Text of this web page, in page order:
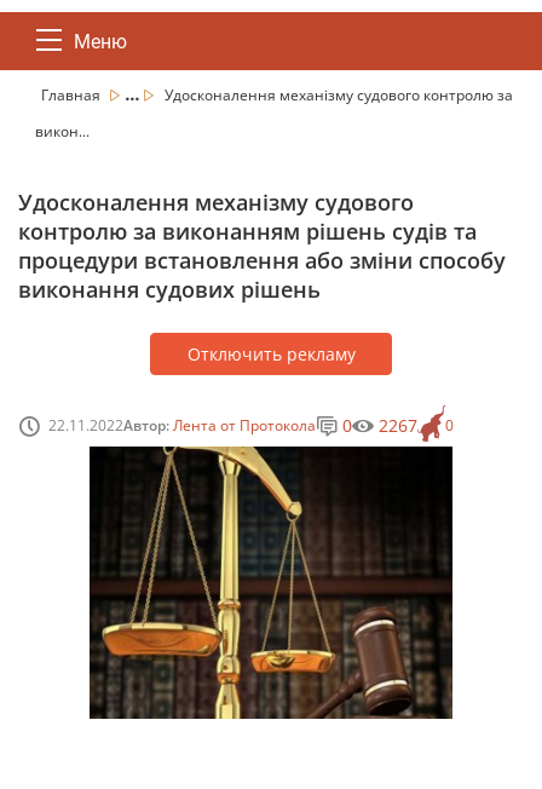
Меню
Главная ...
Удосконалення механізму судового контролю за
викон...
Удосконалення механізму судового
контролю за виконанням рішень судів та
процедури встановлення або зміни способу
виконання судових рішень
Отключить рекламу
22.11.2022Автор:Лента от Протокола 0
0 2267